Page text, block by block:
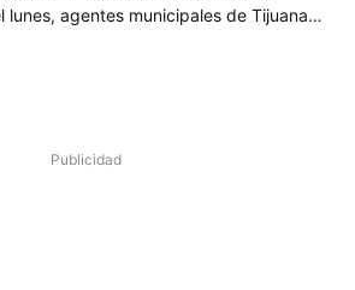
lunes, agentes municipales de Tijuana…
Publicidad